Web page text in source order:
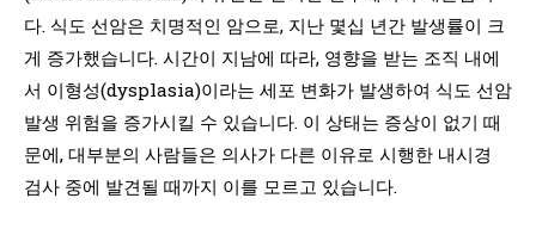
다. 식도 선암은 치명적인 암으로, 지난 몇십 년간 발생률이 크
게 증가했습니다. 시간이 지남에 따라, 영향을 받는 조직 내에
서 이형성(dysplasia)이라는 세포 변화가 발생하여 식도 선암
발생 위험을 증가시킬 수 있습니다. 이 상태는 증상이 없기 때
문에, 대부분의 사람들은 의사가 다른 이유로 시행한 내시경
검사 중에 발견될 때까지 이를 모르고 있습니다.